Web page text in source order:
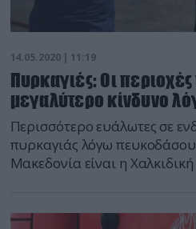
14.05.2020 | 11:19
Πυρκαγιές: Οι
μεγαλύτερο κίνδυνο
Περισσότερο ευάλωτες σε
πυρκαγιάς λόγω
Μακεδονία είναι η
αντιπυρική περίοδο, με βάση